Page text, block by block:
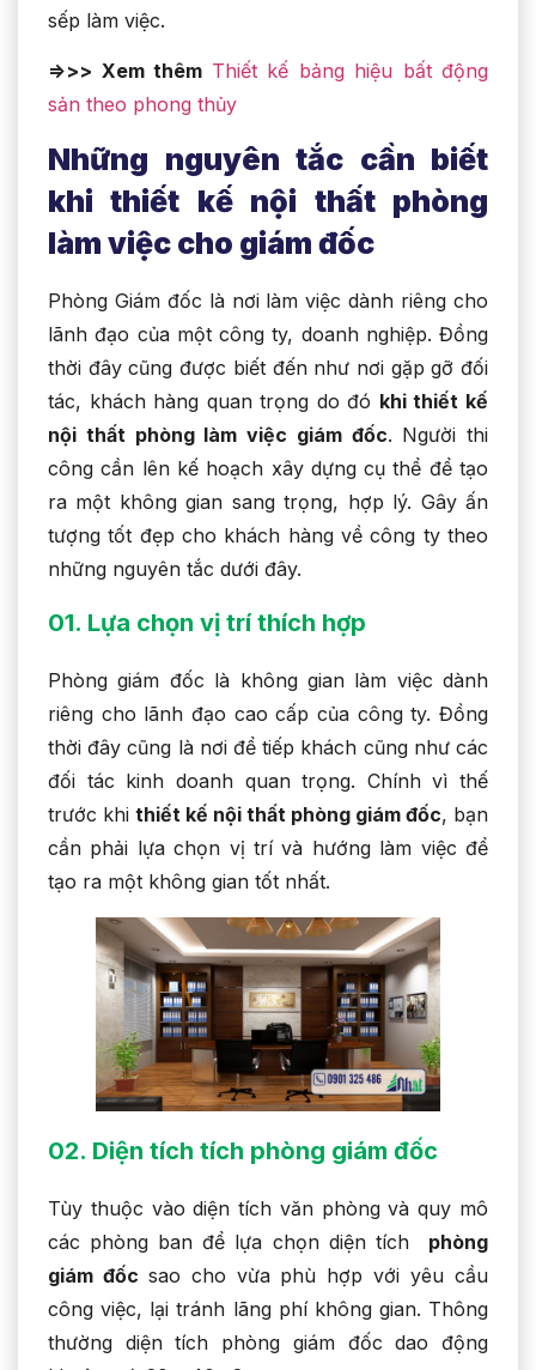
sếp làm việc.
=>>> Xem thêm Thiết kế bảng hiệu bất động
sản theo phong thủy
Những nguyên tắc cần biết
khi thiết kế nội thất phòng
làm việc cho giám đốc
Phòng Giám đốc là nơi làm việc dành riêng cho
lãnh đạo của một công ty, doanh nghiệp. Đồng
thời đây cũng được biết đến như nơi gặp gỡ đối
tác, khách hàng quan trọng do đó khi thiết kế
nội thất phòng làm việc giám đốc. Người thi
công cần lên kế hoạch xây dựng cụ thể để tạo
ra một không gian sang trọng, hợp lý. Gây ấn
tượng tốt đẹp cho khách hàng về công ty theo
những nguyên tắc dưới đây.
01. Lựa chọn vị trí thích hợp
Phòng giám đốc là không gian làm việc dành
riêng cho lãnh đạo cao cấp của công ty. Đồng
thời đây cũng là nơi để tiếp khách cũng như các
đối tác kinh doanh quan trọng. Chính vì thế
trước khi thiết kế nội thất phòng giám đốc, bạn
cần phải lựa chọn vị trí và hướng làm việc để
tạo ra một không gian tốt nhất.
02. Diện tích tích phòng giám đốc
Tùy thuộc vào diện tích văn phòng và quy mô
các phòng ban để lựa chọn diện tích phòng
giám đốc sao cho vừa phù hợp với yêu cầu
công việc, lại tránh lãng phí không gian. Thông
thường diện tích phòng giám đốc dao động